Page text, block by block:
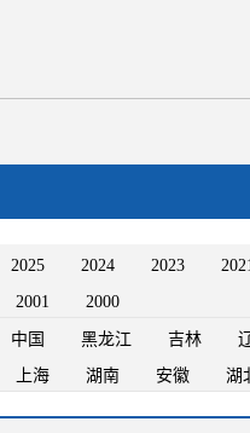
2025 2024 2023
2001 2000
中国 黑龙江 吉林
上海 湖南 安徽 湖